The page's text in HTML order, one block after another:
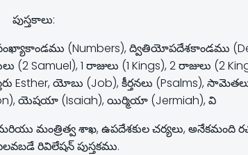
పుస్తకాలు:
(Numbers), ద్వితియోపదేశకాండము
1 రాజులు (1 Kings), 2 రాజులు (2
Esther, యోబు (Job), కీర్తనలు (Psalms),
యెషయా (Isaiah), యిర్మియా (Jermiah), వి
మంత్రిత్వ శాఖ, ఉపదేశకుల చర్యలు,
రివిలేషన్ పుస్తకము.